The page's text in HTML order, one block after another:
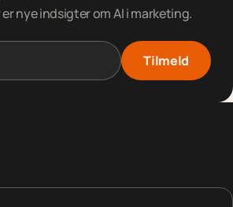
er nye indsigter om AI i marketing.
Tilmeld